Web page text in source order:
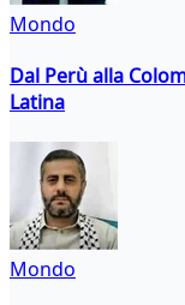
Mondo
Dal Perù alla
Latina
Mondo